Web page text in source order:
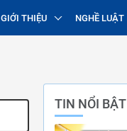
GIỚI THIỆU NGHỀ LUẬT
TIN NỔI BẬT